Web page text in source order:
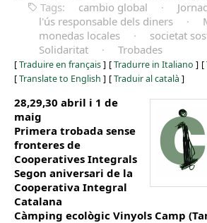
Tags:
cambio global ·
l'ús responsable dels diners
·
monedas locales
· societat
Solidaritat
· Trobades
[Traduire en français] [Tradurre in Italiano ] [
[Translate to English ] [Traduir al català ]
28,29,30 abril i 1 de
maig
Primera trobada sense
fronteres de
Cooperatives Integrals
Segon aniversari de la
Cooperativa Integral
Catalana
Càmping ecològic Vinyols Camp